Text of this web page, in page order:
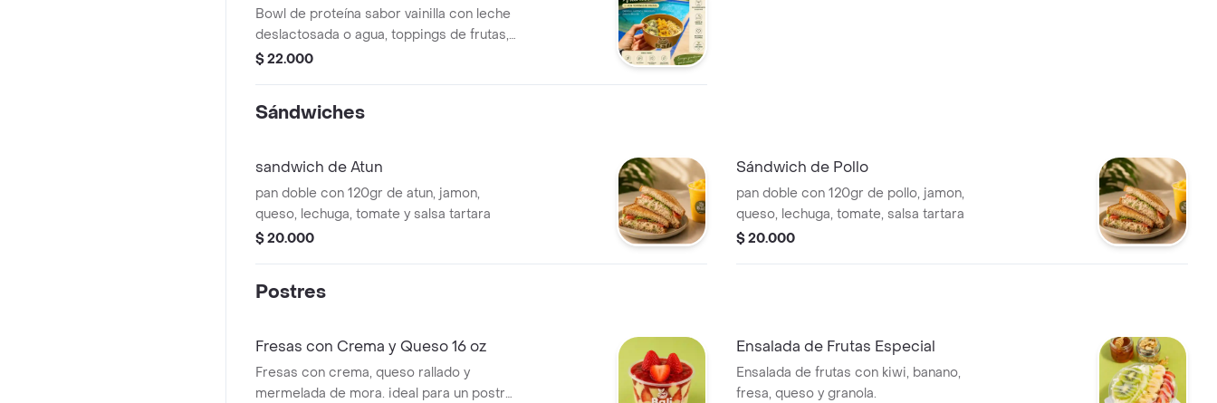
Bowl de proteína sabor vainilla con leche
deslactosada o agua, toppings de frutas,
miel y chía. Personaliza con tu fruta
$ 22.000
Sándwiches
sandwich de Atun
pan doble con 120gr de atun, jamon,
queso, lechuga, tomate y salsa tartara
$ 20.000
Sándwich de Pollo
pan doble con 120gr de pollo, jamon,
queso, lechuga, tomate, salsa tartara
$ 20.000
Postres
Fresas con Crema y Queso 16 oz
Fresas con crema, queso rallado y
mermelada de mora. ideal para un postre
Ensalada de Frutas Especial
Ensalada de frutas con kiwi, banano,
fresa, queso y granola.